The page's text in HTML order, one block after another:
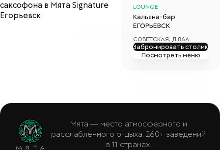
саксофона в Мята Signature
Егорьевск
LOUNGE
Кальяна-бар
ЕГОРЬЕВСК
СОВЕТСКАЯ, Д.86А
Забронировать столик
Посмотреть меню
Мята — место атмосферного и
расслабленного отдыха. 260+ заведений
в 11 странах.